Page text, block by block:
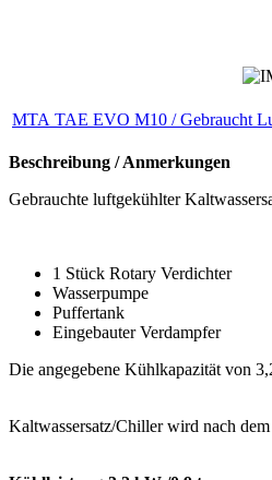
MTA TAE EVO M10 / Gebraucht
Beschreibung / Anmerkungen
Gebrauchte luftgekühlter
1 Stück Rotary Verdichter
Wasserpumpe
Puffertank
Eingebauter Verdampfer
Die angegebene Kühlkapazität von
Kaltwassersatz/Chiller wird nach